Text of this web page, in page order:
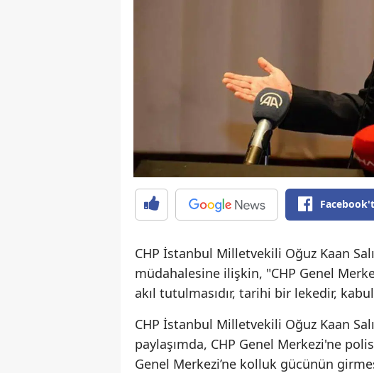
CHP İstanbul Milletvekili Oğuz Kaan
müdahalesine ilişkin, "CHP Genel
akıl tutulmasıdır, tarihi bir lekedir,
CHP İstanbul Milletvekili Oğuz Kaan
paylaşımda, CHP Genel Merkezi'ne
Genel Merkezi’ne kolluk gücünün